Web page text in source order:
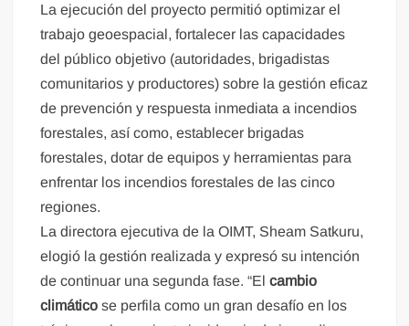
La ejecución del proyecto permitió optimizar el
trabajo geoespacial, fortalecer las capacidades
del público objetivo (autoridades, brigadistas
comunitarios y productores) sobre la gestión eficaz
de prevención y respuesta inmediata a incendios
forestales, así como, establecer brigadas
forestales, dotar de equipos y herramientas para
enfrentar los incendios forestales de las cinco
regiones.
La directora ejecutiva de la OIMT, Sheam Satkuru,
elogió la gestión realizada y expresó su intención
de continuar una segunda fase. “Elcambio
climático se perfila como un gran desafío en los